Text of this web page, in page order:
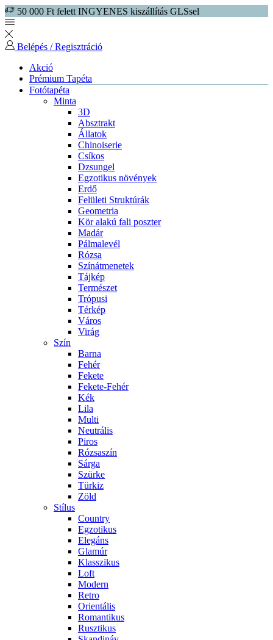
50 000 Ft felett INGYENES kiszállítás GLSsel
Belépés / Regisztráció
Akció
Prémium Tapéta
Fotótapéta
Minta
3D
Absztrakt
Állatok
Chinoiserie
Csíkos
Dzsungel
Egzotikus növények
Erdő
Felületi Struktúrák
Geometria
Kör alakú fali poszter
Madár
Pálmalevél
Rózsa
Színátmenetek
Tájkép
Természet
Trópusi
Térkép
Város
Virág
Szín
Barna
Fehér
Fekete
Fekete-Fehér
Kék
Lila
Multi
Neutrális
Piros
Rózsaszín
Sárga
Szürke
Türkiz
Zöld
Stílus
Country
Egzotikus
Elegáns
Glamúr
Klasszikus
Loft
Modern
Retro
Orientális
Romantikus
Rusztikus